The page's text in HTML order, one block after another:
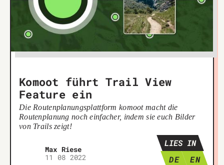
Komoot führt Trail View
Feature ein
Die Routenplanungsplattform komoot macht die
Routenplanung noch einfacher, indem sie euch Bilder
von Trails zeigt!
Max Riese
11 08 2022
LIES IN
DE
EN